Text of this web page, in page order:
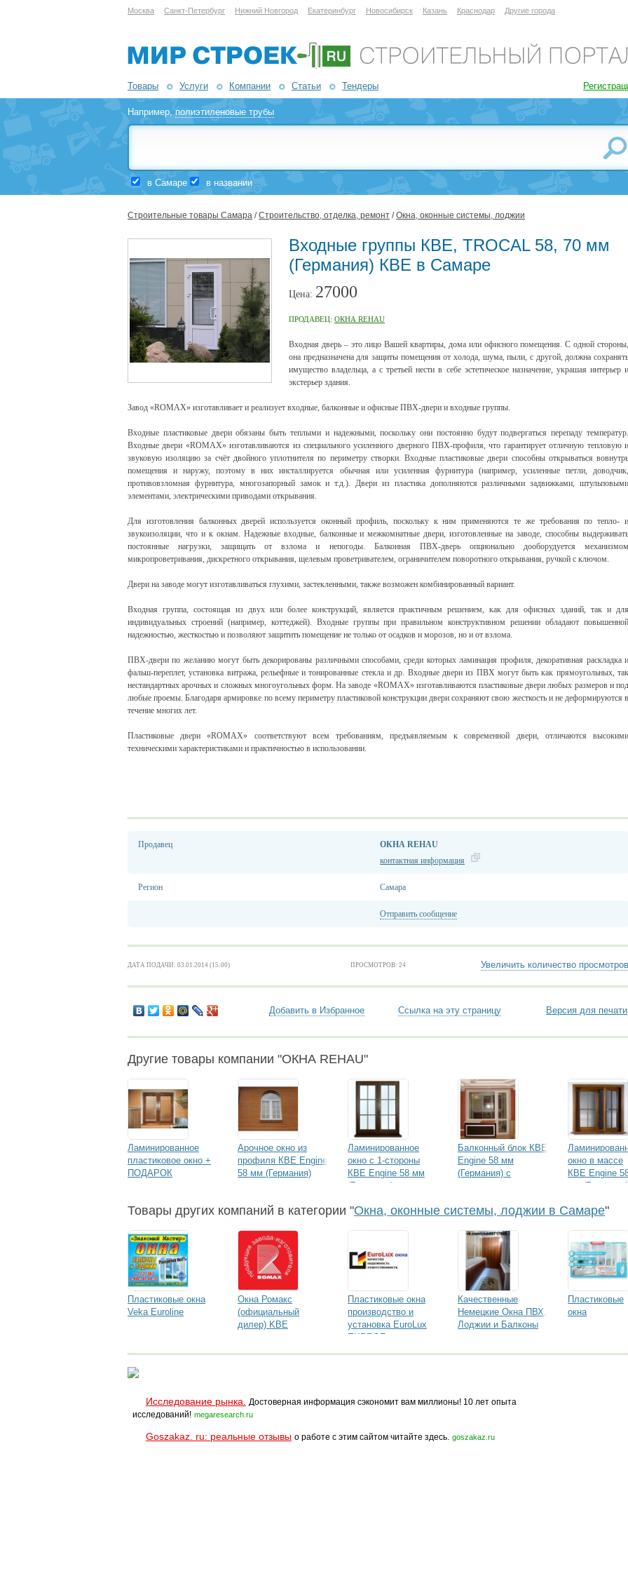
Москва Санкт-Петербург Нижний Новгород Екатеринбург Новосибирск Казань Краснодар Другие города
Товары Услуги Компании Статьи Тендеры
Например,полиэтиленовые трубы
в Самаре в названии
Строительные товары Самара /Строительство, отделка, ремонт /Окна, оконные системы, лоджии
Входные группы КВЕ, TROCAL 58, 70 мм
(Германия) КВЕ в Самаре
Цена: 27000
ПРОДАВЕЦ: ОКНА REHAU
Входная дверь – это лицо Вашей квартиры, дома или офисного помещения. С одной стороны,
она предназначена для защиты помещения от холода, шума, пыли, с другой, должна сохранять
имущество владельца, а с третьей нести в себе эстетическое назначение, украшая интерьер и
экстерьер здания.
Завод «ROMAX» изготавливает и реализует входные, балконные и офисные ПВХ-двери и входные группы.
Входные пластиковые двери обязаны быть теплыми и надежными, поскольку они постоянно будут подвергаться перепаду температур.
Входные двери «ROMAX» изготавливаются из специального усиленного дверного ПВХ-профиля, что гарантирует отличную тепловую и
звуковую изоляцию за счёт двойного уплотнителя по периметру створки. Входные пластиковые двери способны открываться вовнутрь
помещения и наружу, поэтому в них инсталлируется обычная или усиленная фурнитура (например, усиленные петли, доводчик,
противовзломная фурнитура, многозапорный замок и т.д.). Двери из пластика дополняются различными задвижками, штульповыми
элементами, электрическими приводами открывания.
Для изготовления балконных дверей используется оконный профиль, поскольку к ним применяются те же требования по тепло- и
звукоизоляции, что и к окнам. Надежные входные, балконные и межкомнатные двери, изготовленные на заводе, способны выдерживать
постоянные нагрузки, защищать от взлома и непогоды. Балконная ПВХ-дверь опционально дооборудуется механизмом
микропроветривания, дискретного открывания, щелевым проветривателем, ограничителем поворотного открывания, ручкой с ключом.
Двери на заводе могут изготавливаться глухими, застекленными, также возможен комбинированный вариант.
Входная группа, состоящая из двух или более конструкций, является практичным решением, как для офисных зданий, так и для
индивидуальных строений (например, коттеджей). Входные группы при правильном конструктивном решении обладают повышенной
надежностью, жесткостью и позволяют защитить помещение не только от осадков и морозов, но и от взлома.
ПВХ-двери по желанию могут быть декорированы различными способами, среди которых ламинация профиля, декоративная раскладка и
фальш-переплет, установка витража, рельефные и тонированные стекла и др. Входные двери из ПВХ могут быть как прямоугольных, так
нестандартных арочных и сложных многоугольных форм. На заводе «ROMAX» изготавливаются пластиковые двери любых размеров и под
любые проемы. Благодаря армировке по всему периметру пластиковой конструкции двери сохраняют свою жесткость и не деформируются в
течение многих лет.
Пластиковые двери «ROMAX» соответствуют всем требованиям, предъявляемым к современной двери, отличаются высокими
техническими характеристиками и практичностью в использовании.
Продавец
ОКНА REHAU
контактная информация
Регион Самара
Отправить сообщение
ДАТА ПОДАЧИ: 03.01.2014 (15:00) ПРОСМОТРОВ: 24 Увеличить количество просмотров
Добавить в Избранное Ссылка на эту страницу Версия для печати
Другие товары компании "ОКНА REHAU"
Ламинированное
пластиковое окно +
ПОДАРОК
Арочное окно из
профиля КВЕ Engine
58 мм (Германия)
Ламинированное
окно с 1-стороны
КВЕ Engine 58 мм
(Германия)
Балконный блок КВЕ
Engine 58 мм
(Германия) с
окно в массе
КВЕ Engine
мм (Германия)
Товары других компаний в категории "Окна, оконные системы, лоджии в Самаре"
Пластиковые окна
Veka Euroline
Окна Ромакс
(официальный
дилер) KBE
Пластиковые окна
производство и
установка EuroLux
EXPROF-лидер по
Качественные
Немецкие Окна ПВХ,
Лоджии и Балконы
Пластиковые
окна
Исследование рынка.
Достоверная информация сэкономит вам миллионы! 10 лет опыта
исследований! megaresearch.ru
Goszakaz. ru: реальные отзывы о работе с этим сайтом читайте здесь. goszakaz.ru